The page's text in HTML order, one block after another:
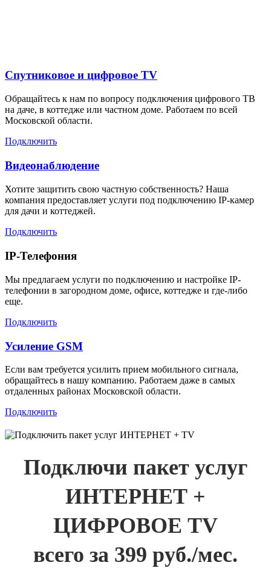
Спутниковое и цифровое TV
Обращайтесь к нам по вопросу подключения цифрового ТВ
на даче, в коттедже или частном доме. Работаем по всей
Московской области.
Подключить
Видеонаблюдение
Хотите защитить свою частную собственность? Наша
компания предоставляет услуги под подключению IP-камер
для дачи и коттеджей.
Подключить
IP-Телефония
Мы предлагаем услуги по подключению и настройке IP-
телефонии в загородном доме, офисе, коттедже и где-либо
еще.
Подключить
Усиление GSM
Если вам требуется усилить прием мобильного сигнала,
обращайтесь в нашу компанию. Работаем даже в самых
отдаленных районах Московской области.
Подключить
Подключи пакет услуг
ИНТЕРНЕТ +
ЦИФРОВОЕ TV
всего за 399 руб./мес.